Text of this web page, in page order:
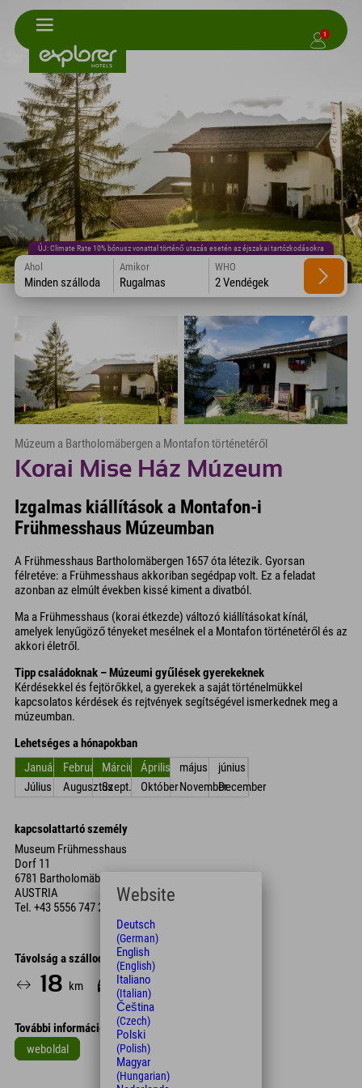
1
ÚJ: Climate Rate 10% bónusz vonattal történő utazás esetén az éjszakai tartózkodásokra
Ahol
Minden szálloda
Amikor
Rugalmas
WHO
2 Vendégek
Múzeum a Bartholomäbergen a Montafon történetéről
Korai Mise Ház Múzeum
Izgalmas kiállítások a Montafon-i
Frühmesshaus Múzeumban
A Frühmesshaus Bartholomäbergen 1657 óta létezik. Gyorsan
félretéve: a Frühmesshaus akkoriban segédpap volt. Ez a feladat
azonban az elmúlt években kissé kiment a divatból.
Ma a Frühmesshaus (korai étkezde) változó kiállításokat kínál,
amelyek lenyűgöző tényeket mesélnek el a Montafon történetéről és az
akkori életről.
Tipp családoknak – Múzeumi gyűlések gyerekeknek
Kérdésekkel és fejtörőkkel, a gyerekek a saját történelmükkel
kapcsolatos kérdések és rejtvények segítségével ismerkednek meg a
múzeumban.
Lehetséges a hónapokban
Január
Február Március Április május
június
Július
AugusztusSzept. OktóberNovemberDecember
kapcsolattartó személy
Museum Frühmesshaus
Dorf 11
6781 Bartholomäberg
AUSTRIA
Tel. +43 5556 747 23
Távolság a szállodától
18 km 24
További információk
weboldal
Leaflet
Website
Deutsch
(German)
English
(English)
Italiano
(Italian)
Čeština
(Czech)
Polski
(Polish)
Magyar
(Hungarian)